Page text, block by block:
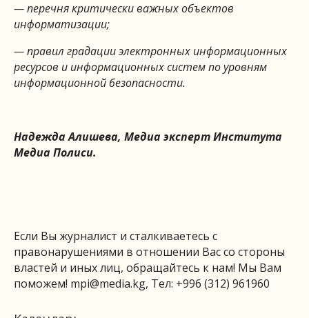
— перечня критически важных объектов
информатизации;
— правил градации электронных информационных
ресурсов и информационных систем по уровням
информационной безопасности.
Надежда Алишева, Медиа эксперт Института
Медиа Полиси.
Если Вы журналист и сталкиваетесь с
правонарушениями в отношении Вас со стороны
властей и иных лиц, обращайтесь к нам! Мы Вам
поможем! mpi@media.kg, Тел: +996 (312) 961960